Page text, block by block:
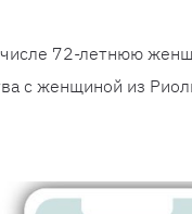
числе 72-летнюю
с женщиной из